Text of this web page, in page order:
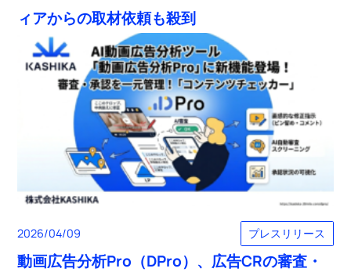
ィアからの取材依頼も殺到
2026/04/09 プレスリリース
動画広告分析Pro（DPro）、広告CRの審査・